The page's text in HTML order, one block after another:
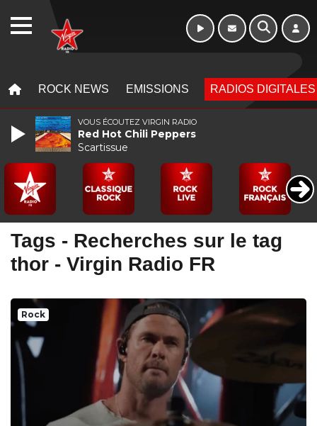
ROCK NEWS EMISSIONS RADIOS DIGITALES
Tags - Recherches sur le tag
thor - Virgin Radio FR
Rock
VOUS ÉCOUTEZ VIRGIN RADIO
Red Hot Chili Peppers
Scartissue
WEBRADIO Week-end de 16h
à 20h